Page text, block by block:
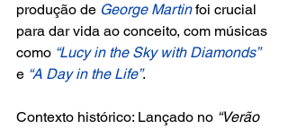
produção de George Martin foi crucial
para dar vida ao conceito, com músicas
como “Lucy in the Sky with Diamonds”
e “A Day in the Life”.
Contexto histórico: Lançado no “Verão